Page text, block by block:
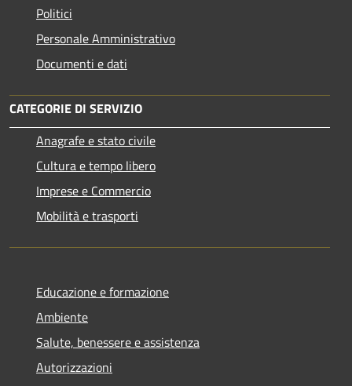
Politici
Personale Amministrativo
Documenti e dati
CATEGORIE DI SERVIZIO
Anagrafe e stato civile
Cultura e tempo libero
Imprese e Commercio
Mobilità e trasporti
Educazione e formazione
Ambiente
Salute, benessere e assistenza
Autorizzazioni